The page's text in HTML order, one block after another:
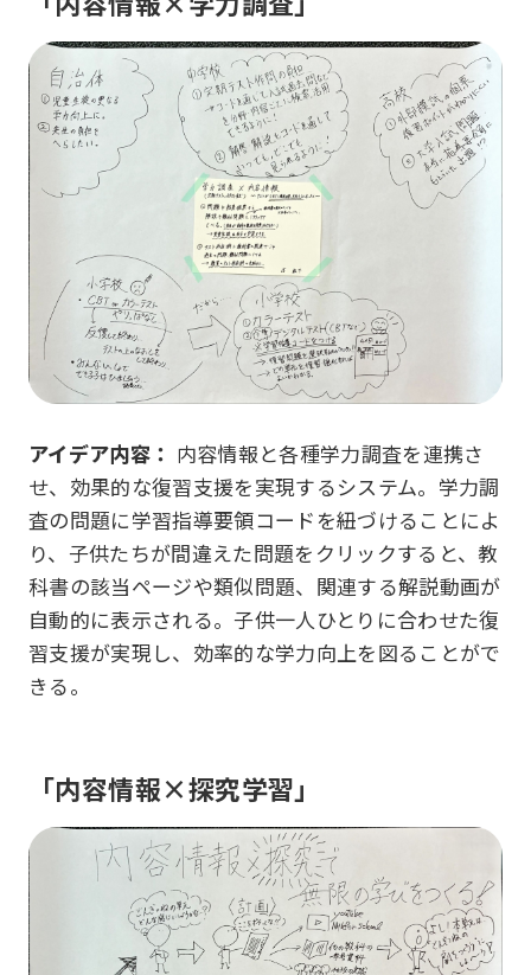
アイデア内容： 内容情報と各種学力調査を連携さ
せ、効果的な復習支援を実現するシステム。学力調
査の問題に学習指導要領コードを紐づけることによ
り、子供たちが間違えた問題をクリックすると、教
科書の該当ページや類似問題、関連する解説動画が
自動的に表示される。子供一人ひとりに合わせた復
習支援が実現し、効率的な学力向上を図ることがで
きる。
「内容情報×探究学習」